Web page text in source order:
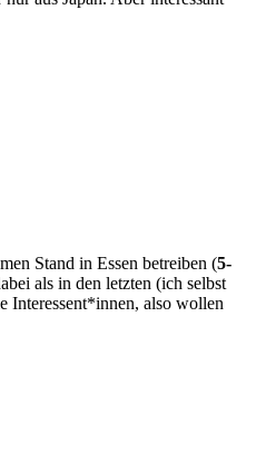
Stand in Essen betreiben (5-
als in den letzten (ich selbst
Interessent*innen, also wollen